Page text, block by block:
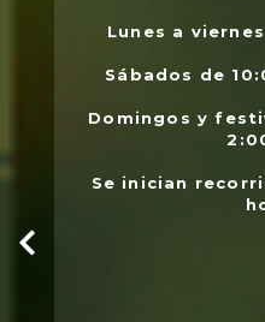
Lunes a
Sábados de
Domingos y
Se inician